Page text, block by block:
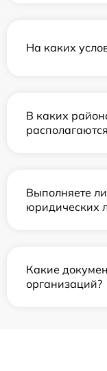
На каких
В каких
Выполняете
юридических
Какие
организаций?